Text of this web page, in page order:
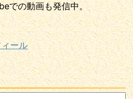
での動画も発信中。
ール